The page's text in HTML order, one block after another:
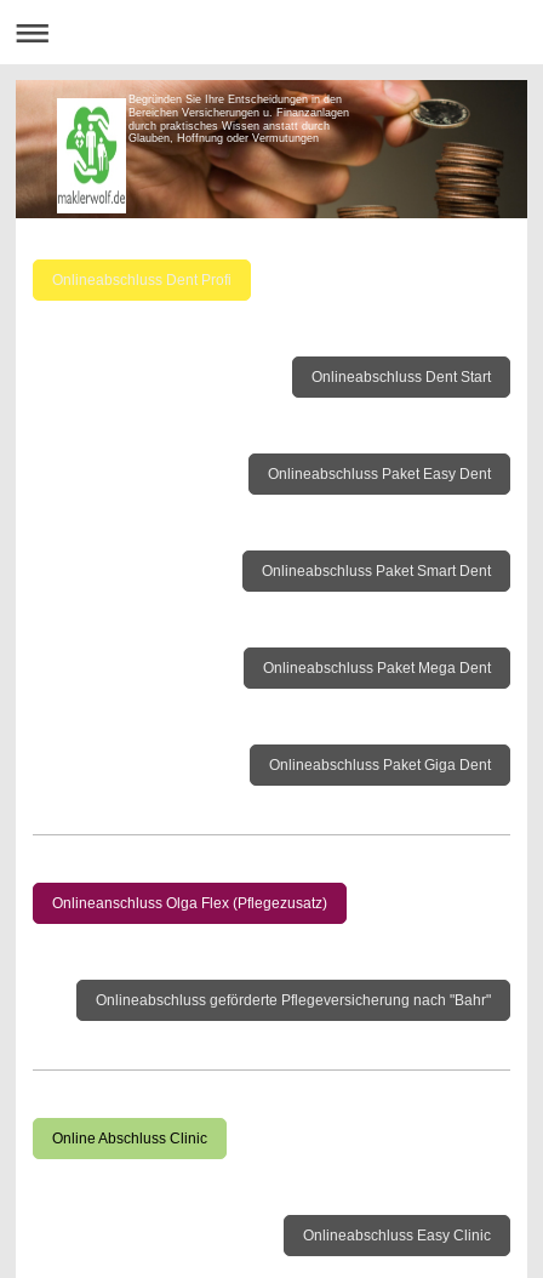
Begründen Sie Ihre Entscheidungen in den
Bereichen Versicherungen u. Finanzanlagen
durch praktisches Wissen anstatt durch
Glauben, Hoffnung oder Vermutungen
Onlineabschluss Dent Profi
Onlineabschluss Dent Start
Onlineabschluss Paket Easy Dent
Onlineabschluss Paket Smart Dent
Onlineabschluss Paket Mega Dent
Onlineabschluss Paket Giga Dent
Onlineanschluss Olga Flex (Pflegezusatz)
Onlineabschluss geförderte Pflegeversicherung nach "Bahr"
Online Abschluss Clinic
Onlineabschluss Easy Clinic